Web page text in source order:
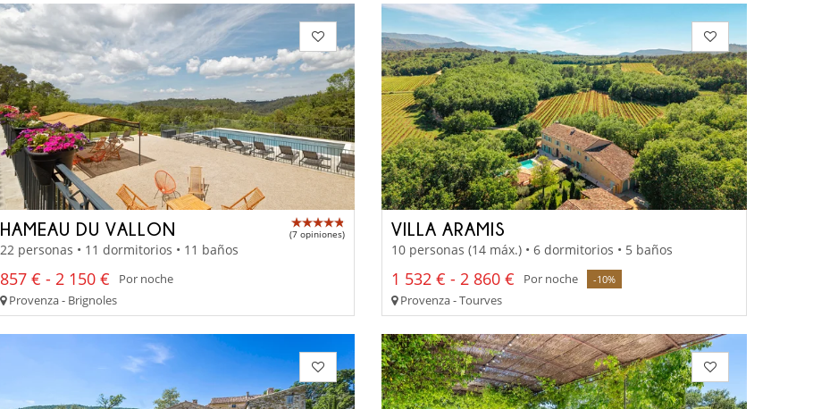
HAMEAU DU VALLON (7 opiniones)
22 personas • 11 dormitorios • 11 baños
857 € - 2 150 €
Por noche
Provenza - Brignoles
VILLA ARAMIS
10 personas (14 máx.) • 6 dormitorios • 5 baños
1 532 € - 2 860 € Por noche -10%
Provenza - Tourves